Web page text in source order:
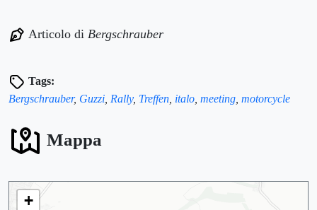
Articolo di Bergschrauber
Tags:
Bergschrauber, Guzzi Rally, Treffen italo meeting motorcycle
Mappa
+